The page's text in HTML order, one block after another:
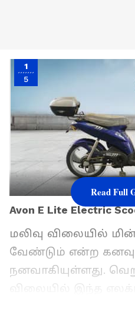
1
5
Avon E Lite Electric
மலிவு விலையில்
வேண்டும் என்ற கனவு
நனவாகியுள்ளது.
Read Full